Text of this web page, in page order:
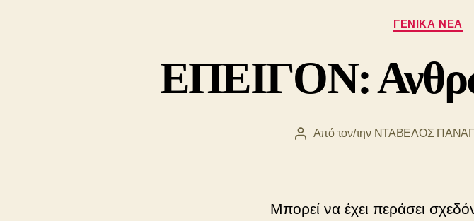
ΓΕΝΙΚΆ ΝΈΑ
ΕΠΕΙΓΟΝ:
Συντάκτης
Από τον/την ΝΤΑΒΕΛΟΣ
Μπορεί να έχει περάσει